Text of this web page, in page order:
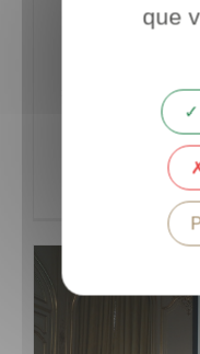
du Luxe et
La Fabrique
Programme : la
que